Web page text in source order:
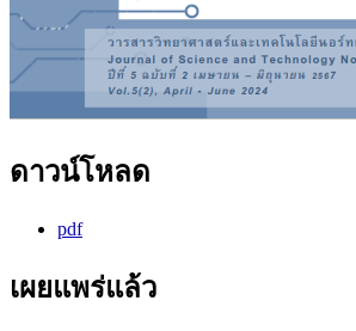
ดาวน์โหลด
pdf
เผยแพร่แล้ว